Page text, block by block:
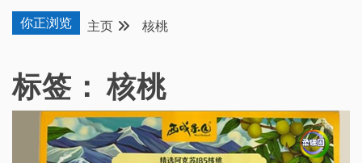
你正浏览 主页 核桃
标签：核桃